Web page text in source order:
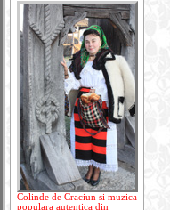
Colinde de Craciun si muzica
populara autentica din